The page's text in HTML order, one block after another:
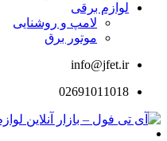
لوازم برقی
لامپ و روشنایی
موتور برق
info@jfet.ir
02691011018